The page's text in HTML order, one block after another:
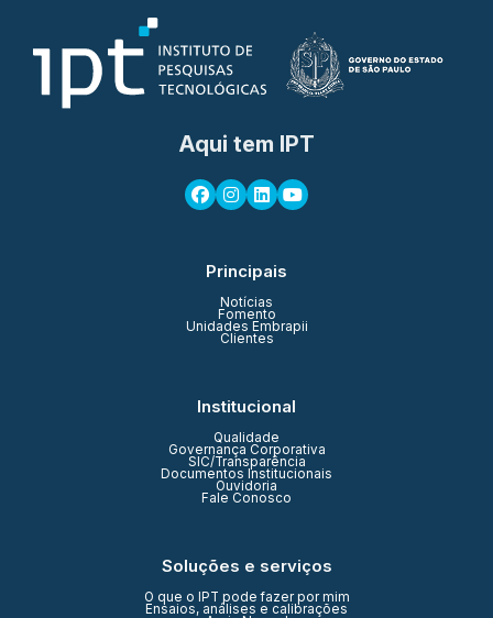
Aqui tem IPT
Principais
Notícias
Fomento
Unidades Embrapii
Clientes
Institucional
Qualidade
Governança Corporativa
SIC/Transparência
Documentos Institucionais
Ouvidoria
Fale Conosco
Soluções e serviços
O que o IPT pode fazer por mim
Ensaios, análises e calibrações